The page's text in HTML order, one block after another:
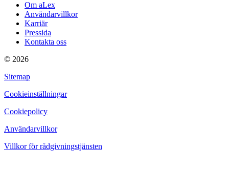
Om aLex
Användarvillkor
Karriär
Pressida
Kontakta oss
© 2026
Sitemap
Cookieinställningar
Cookiepolicy
Användarvillkor
Villkor för rådgivningstjänsten